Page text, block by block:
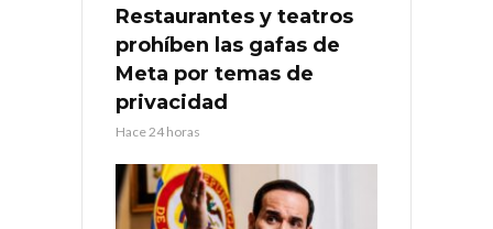
Restaurantes y teatros
prohíben las gafas de
Meta por temas de
privacidad
Hace 24 horas